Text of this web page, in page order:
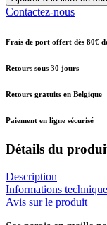
Contactez-nous
Frais de port offert dès 80€
Retours sous 30 jours
Retours gratuits en Belgique
Paiement en ligne sécurisé
Détails du
Description
Informations
Avis sur le produit